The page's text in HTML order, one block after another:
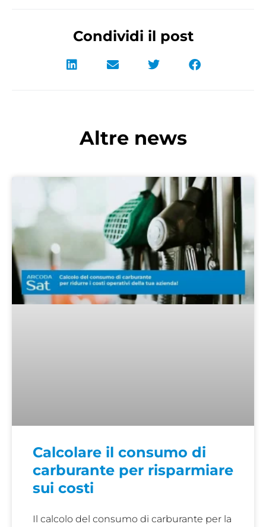
Condividi il post
Altre news
Calcolare il consumo di
carburante per risparmiare
sui costi
Il calcolo del consumo di carburante per la